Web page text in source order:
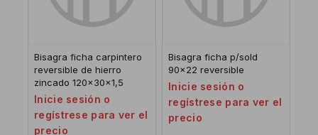
Bisagra ficha carpintero
reversible de hierro
zincado 120x30x1,5
Inicie sesión o
regístrese para ver el
precio
Bisagra ficha p/sold
90×22 reversible
Inicie sesión o
regístrese para ver el
precio